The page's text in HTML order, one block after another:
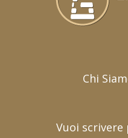
Chi
Vuoi scrivere